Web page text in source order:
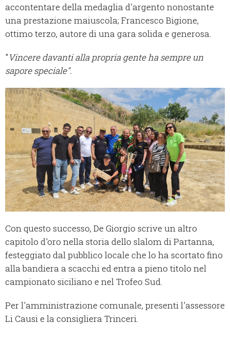
accontentare della medaglia d'argento nonostante
una prestazione maiuscola; Francesco Bigione,
ottimo terzo, autore di una gara solida e generosa.
"Vincere davanti alla propria gente ha sempre un
sapore speciale".
Con questo successo, De Giorgio scrive un altro
capitolo d'oro nella storia dello slalom di Partanna,
festeggiato dal pubblico locale che lo ha scortato fino
alla bandiera a scacchi ed entra a pieno titolo nel
campionato siciliano e nel Trofeo Sud.
Per l'amministrazione comunale, presenti l'assessore
Li Causi e la consigliera Trinceri.